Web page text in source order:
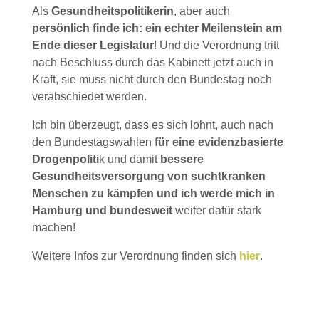
Als Gesundheitspolitikerin, aber auch
persönlich finde ich: ein echter Meilenstein am
Ende dieser Legislatur! Und die Verordnung tritt
nach Beschluss durch das Kabinett jetzt auch in
Kraft, sie muss nicht durch den Bundestag noch
verabschiedet werden.
Ich bin überzeugt, dass es sich lohnt, auch nach
den Bundestagswahlen für eine evidenzbasierte
Drogenpolitik und damit bessere
Gesundheitsversorgung von suchtkranken
Menschen zu kämpfen und ich werde mich in
Hamburg und bundesweitweiter dafür stark
machen!
Weitere Infos zur Verordnung finden sich hier.